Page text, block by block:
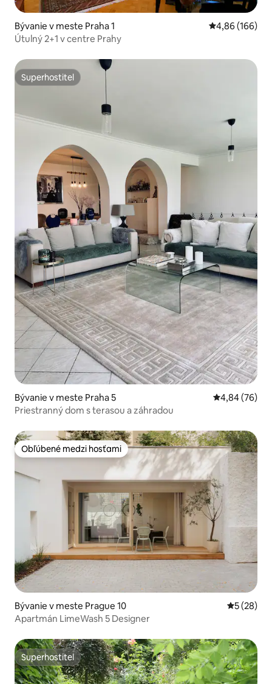
Bývanie v meste Praha 1 Priemerné
4,86 (166)
Útulný 2+1 v centre Prahy
Superhostiteľ
Superhostiteľ
Bývanie v meste Praha 5 Priemerné
4,84 (76)
Priestranný dom s terasou a záhradou
Obľúbené medzi hosťami
Obľúbené medzi hosťami
Bývanie v meste Prague 10
5 (28)
Apartmán LimeWash 5 Designer
Superhostiteľ
Superhostiteľ